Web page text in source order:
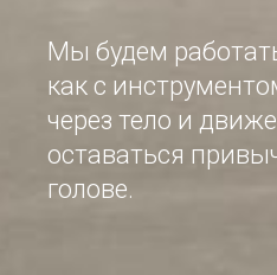
Мы будем
как с
через тело и
оставаться
голове.